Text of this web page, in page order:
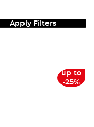
Apply Filters
up to
-25%